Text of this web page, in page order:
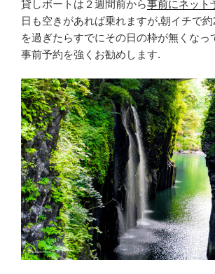
貸しボートは２週間前から事前にネット
日も空きがあれば乗れますが,朝イチで
を過ぎたらすでにその日の枠が無くなっ
事前予約を強くお勧めします.